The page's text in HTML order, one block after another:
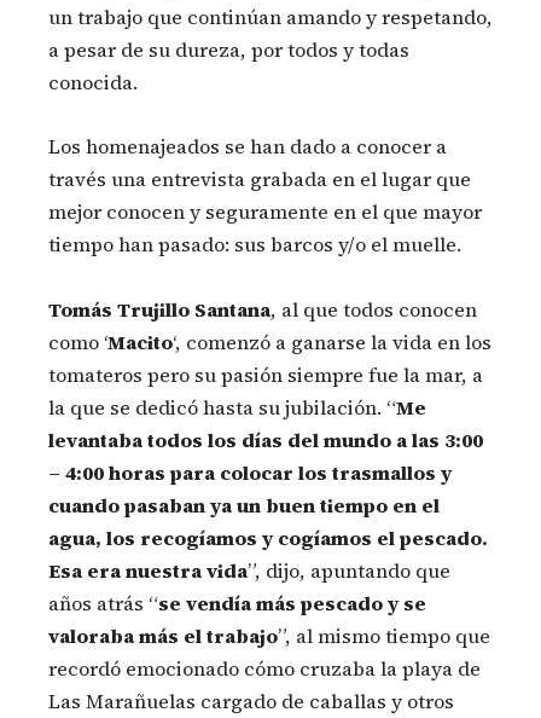
un trabajo que continúan amando y respetando,
a pesar de su dureza, por todos y todas
conocida.
Los homenajeados se han dado a conocer a
través una entrevista grabada en el lugar que
mejor conocen y seguramente en el que mayor
tiempo han pasado: sus barcos y/o el muelle.
Tomás Trujillo Santana, al que todos conocen
como ‘Macito‘, comenzó a ganarse la vida en los
tomateros pero su pasión siempre fue la mar, a
la que se dedicó hasta su jubilación. “Me
levantaba todos los días del mundo a las 3:00
– 4:00 horas para colocar los trasmallos y
cuando pasaban ya un buen tiempo en el
agua, los recogíamos y cogíamos el pescado.
Esa era nuestra vida”, dijo, apuntando que
años atrás “se vendía más pescado y se
valoraba más el trabajo”, al mismo tiempo que
recordó emocionado cómo cruzaba la playa de
Las Marañuelas cargado de caballas y otros